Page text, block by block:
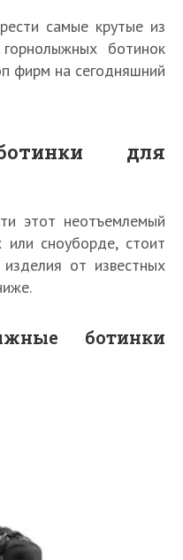
самые крутые из
ботинок
фирм на сегодняшний
для
этот неотъемлемый
сноуборде, стоит
от известных
ботинки